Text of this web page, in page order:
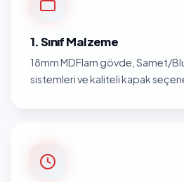
1. Sınıf Malzeme
18mm MDFlam gövde, Samet/
sistemleri ve kaliteli kapak